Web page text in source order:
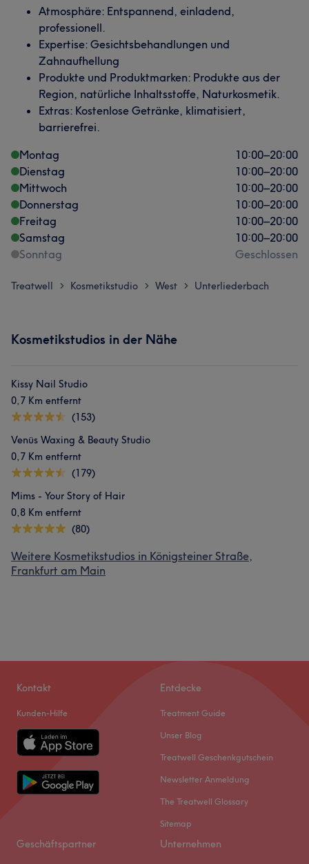
Atmosphäre: Entspannend, einladend,
professionell.
Expertise: Gesichtsbehandlungen und
Zahnaufhellung
Produkte und Produktmarken: Produkte aus der
Region, natürliche Inhaltsstoffe, Naturkosmetik.
Extras: Kostenlose Getränke, klimatisiert,
barrierefrei.
Montag
10:00–20:00
Dienstag
10:00–20:00
Mittwoch
10:00–20:00
Donnerstag
10:00–20:00
Freitag
10:00–20:00
Samstag
10:00–20:00
Sonntag
Geschlossen
Treatwell > Kosmetikstudio > West > Unterliederbach
Kosmetikstudios in der Nähe
Kissy Nail Studio
0,7 Km entfernt
(153)
Venüs Waxing & Beauty Studio
0,7 Km entfernt
(179)
Mims - Your Story of Hair
0,8 Km entfernt
(80)
Weitere Kosmetikstudios in Königsteiner Straße,
Frankfurt am Main
Kontakt
Kunden-Hilfe
Entdecke
Treatment Guide
Unser Blog
Treatwell Geschenkgutschein
Newsletter Anmeldung
The Treatwell Glossary
Sitemap
Geschäftspartner Unternehmen